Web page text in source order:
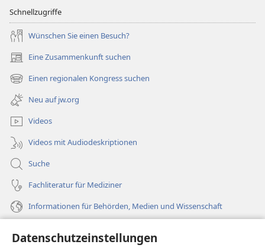
Datenschutzeinstellungen
Schnellzugriffe
Wünschen Sie einen Besuch?
Eine Zusammenkunft suchen
(öffnet
neues
Fenster)
Einen regionalen Kongress suchen
(öffnet
neues
Fenster)
Neu auf jw.org
Videos
Videos mit Audiodeskriptionen
Suche
Fachliteratur für Mediziner
Informationen für Behörden, Medien und Wissenschaft